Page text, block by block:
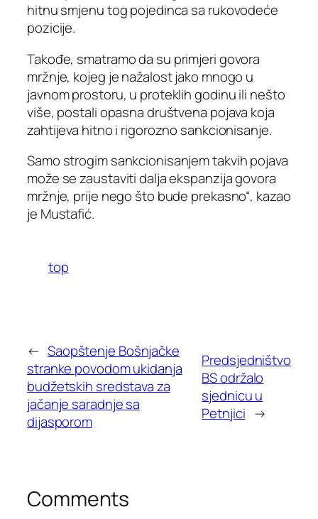
hitnu smjenu tog pojedinca sa rukovodeće
pozicije.
Takođe, smatramo da su primjeri govora
mržnje, kojeg je nažalost jako mnogo u
javnom prostoru, u proteklih godinu ili nešto
više, postali opasna društvena pojava koja
zahtijeva hitno i rigorozno sankcionisanje.
Samo strogim sankcionisanjem takvih pojava
može se zaustaviti dalja ekspanzija govora
mržnje, prije nego što bude prekasno“, kazao
je Mustafić.
top
← Saopštenje Bošnjačke
stranke povodom ukidanja
budžetskih sredstava za
jačanje saradnje sa
dijasporom
Predsjedništvo
BS održalo
sjednicu u
Petnjici →
Comments